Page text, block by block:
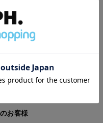
アのアカウントを
こちらより
けます。
お客様